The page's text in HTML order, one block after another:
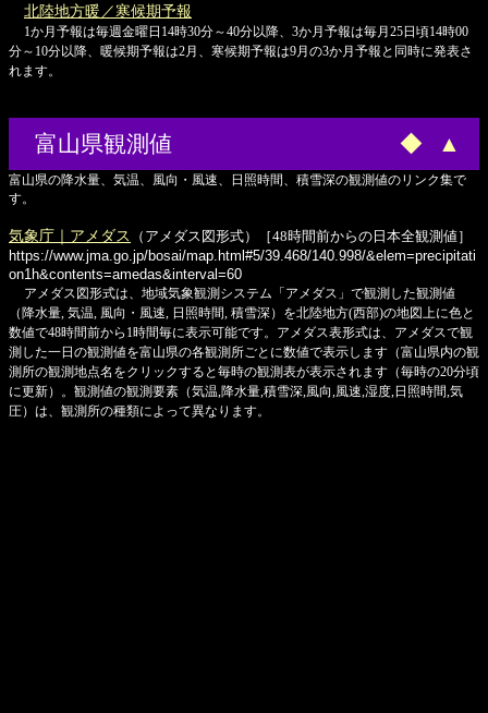
北陸地方暖／寒候期予報
1か月予報は毎週金曜日14時30分～40分以降、3か月予報は毎月25日頃14時00
分～10分以降、暖候期予報は2月、寒候期予報は9月の3か月予報と同時に発表さ
れます。
富山県観測値 ◆ ▲
富山県の降水量、気温、風向・風速、日照時間、積雪深の観測値のリンク集で
す。
気象庁｜アメダス
（アメダス図形式）［48時間前からの日本全観測値］
https://www.jma.go.jp/bosai/map.html#5/39.468/140.998/&elem=precipitati
on1h&contents=amedas&interval=60
アメダス図形式は、地域気象観測システム「アメダス」で観測した観測値
（降水量, 気温, 風向・風速, 日照時間, 積雪深）を北陸地方(西部)の地図上に色と
数値で48時間前から1時間毎に表示可能です。アメダス表形式は、アメダスで観
測した一日の観測値を富山県の各観測所ごとに数値で表示します（富山県内の観
測所の観測地点名をクリックすると毎時の観測表が表示されます（毎時の20分頃
に更新）。観測値の観測要素（気温,降水量,積雪深,風向,風速,湿度,日照時間,気
圧）は、観測所の種類によって異なります。